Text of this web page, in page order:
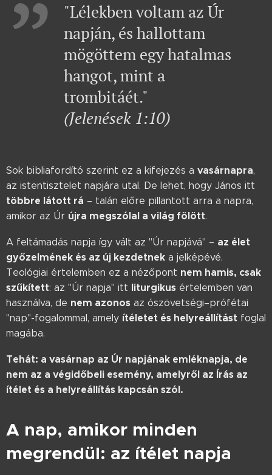
"Lélekben voltam az Úr
napján, és hallottam
mögöttem egy hatalmas
hangot, mint a
trombitáét."
(Jelenések 1:10)
Sok bibliafordító szerint ez a kifejezés a vasárnapra,
az istentisztelet napjára utal. De lehet, hogy János itt
többre látott rá – talán előre pillantott arra a napra,
amikor az Úr újra megszólal a világ fölött.
A feltámadás napja így vált az "Úr napjává" – az élet
győzelmének és az új kezdetnek a jelképévé.
Teológiai értelemben ez a nézőpont nem hamis, csak
szűkített: az "Úr napja" itt liturgikus értelemben van
használva, de nem azonos az ószövetségi–prófétai
"nap"-fogalommal, amely ítéletet és helyreállítást foglal
magába.
Tehát: a vasárnap az Úr napjának emléknapja, de
nem az a végidőbeli esemény, amelyről az Írás az
ítélet és a helyreállítás kapcsán szól.
A nap, amikor minden
megrendül: az ítélet napja